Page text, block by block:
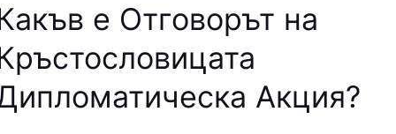
е Отговорът на
Акция?